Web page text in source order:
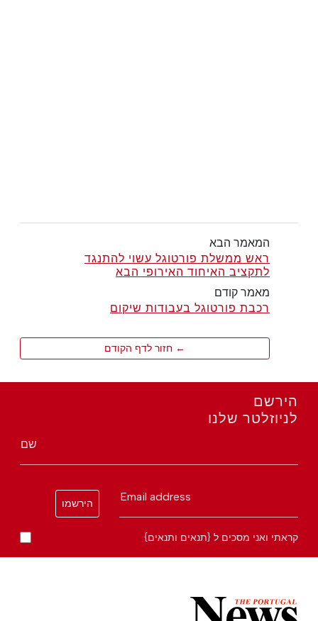
המאמר הבא
ראש ממשלת פורטוגל עשוי להתנגד
לתקציב האיחוד האירופי הבא
מאמר קודם
רכבת פורטוגל בעבודות שיקום
← חזור לדף הקודם
הירשם
לניוזלטר שלנו
שם
Email address
הירשמו
קראתי ואני מסכים ל {תנאים ותנאים}